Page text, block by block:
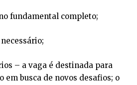
fundamental completo;
– a vaga é destinada para
em busca de novos desafios; o